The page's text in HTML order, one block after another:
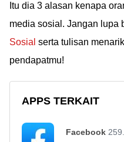
Itu dia 3 alasan kenapa
media sosial. Jangan lupa
Sosial serta tulisan
pendapatmu!
APPS TERKAIT
Facebook